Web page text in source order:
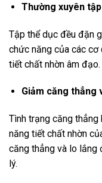
Thường xuyên
Tập thể dục đều đặn
chức năng của các cơ
tiết chất nhờn âm đạo.
Giảm căng thẳng
Tình trạng căng
năng tiết chất nhờn
căng thẳng và lo lắng
lý.